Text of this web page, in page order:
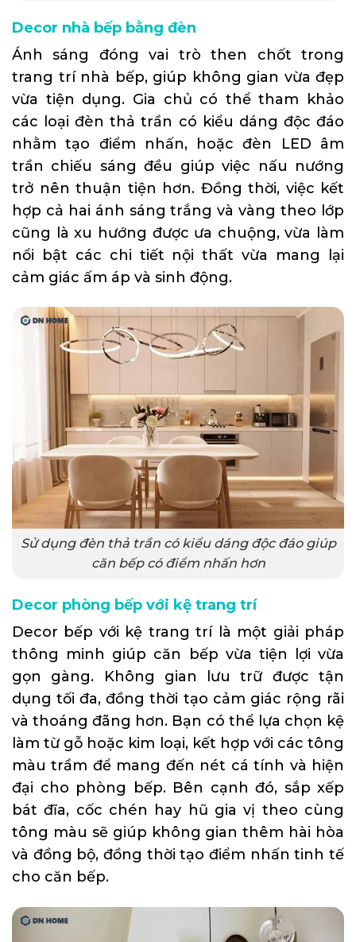
Decor nhà bếp bằng đèn
Ánh sáng đóng vai trò then chốt trong
trang trí nhà bếp, giúp không gian vừa đẹp
vừa tiện dụng. Gia chủ có thể tham khảo
các loại đèn thả trần có kiểu dáng độc đáo
nhằm tạo điểm nhấn, hoặc đèn LED âm
trần chiếu sáng đều giúp việc nấu nướng
trở nên thuận tiện hơn. Đồng thời, việc kết
hợp cả hai ánh sáng trắng và vàng theo lớp
cũng là xu hướng được ưa chuộng, vừa làm
nổi bật các chi tiết nội thất vừa mang lại
cảm giác ấm áp và sinh động.
Sử dụng đèn thả trần có kiểu dáng độc đáo giúp
căn bếp có điểm nhấn hơn
Decor phòng bếp với kệ trang trí
Decor bếp với kệ trang trí là một giải pháp
thông minh giúp căn bếp vừa tiện lợi vừa
gọn gàng. Không gian lưu trữ được tận
dụng tối đa, đồng thời tạo cảm giác rộng rãi
và thoáng đãng hơn. Bạn có thể lựa chọn kệ
làm từ gỗ hoặc kim loại, kết hợp với các tông
màu trầm để mang đến nét cá tính và hiện
đại cho phòng bếp. Bên cạnh đó, sắp xếp
bát đĩa, cốc chén hay hũ gia vị theo cùng
tông màu sẽ giúp không gian thêm hài hòa
và đồng bộ, đồng thời tạo điểm nhấn tinh tế
cho căn bếp.